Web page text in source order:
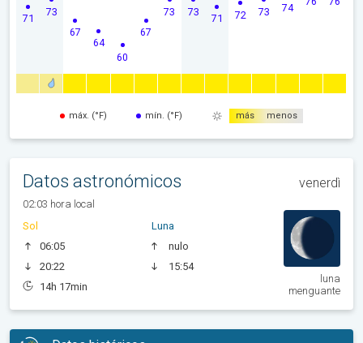
71
73
67
64
60
67
73 73
71 72 73 74
máx. (°F) mín. (°F) más menos
Datos astronómicos venerdì
02:03 hora local
Sol
06:05
20:22
14h 17min
Luna
nulo
15:54
luna
menguante